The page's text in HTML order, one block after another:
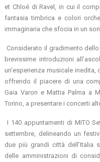
et Chloé di Ravel, in cui il
fantasia timbrica e colori
immaginaria che sfocia in un
Considerato il gradimento
brevissime introduzioni
un’esperienza musicale
offrendo il piacere di una
Gaia Varon e Mattia Palma a
Torino, a presentare i concerti
I 140 appuntamenti di MITO
settembre, delineando un
due più grandi città dell’Italia
delle amministrazioni di